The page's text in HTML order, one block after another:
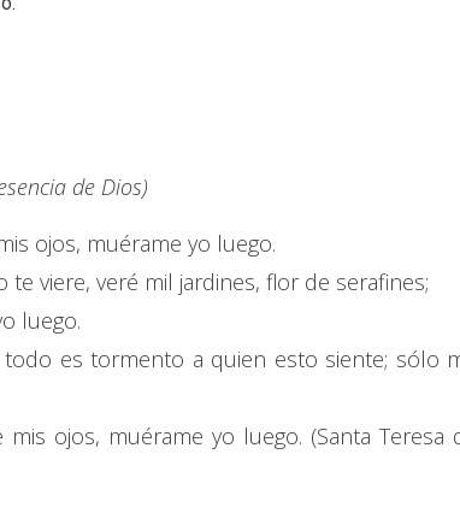
de Dios)
ojos, muérame yo luego.
te viere, veré mil jardines, flor de serafines;
luego.
es tormento a quien esto siente; sólo
ojos, muérame yo luego. (Santa Teresa